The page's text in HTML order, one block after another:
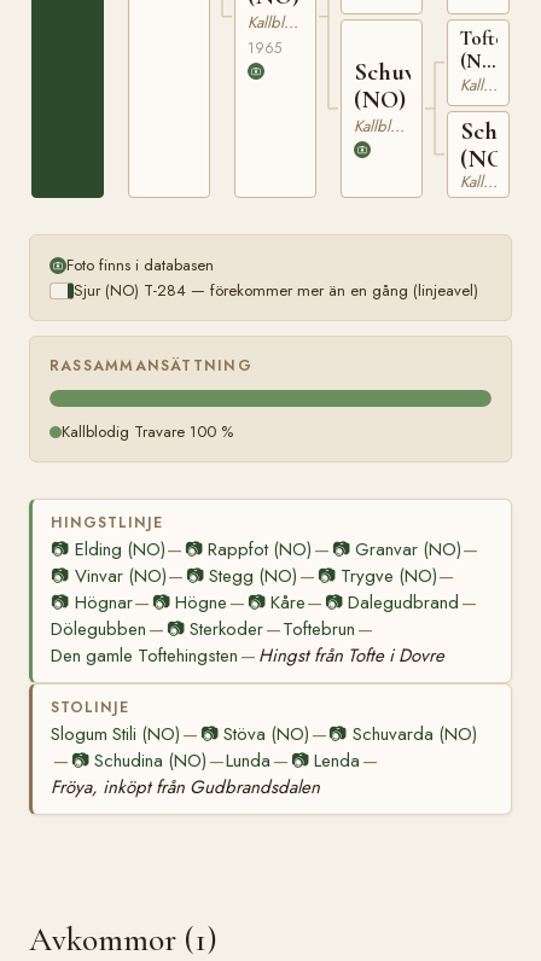
Kallblodig Travare
1965
Schuvarda
(NO)
Kallblodig Travare
T-
1205
(NO)
T-
223
Kallblodig Travare
(NO)
Kallblodig Travare
Foto finns i databasen
Sjur (NO) T-284 — förekommer mer än en gång (linjeavel)
RASSAMMANSÄTTNING
Kallblodig Travare 100 %
HINGSTLINJE
📷 Elding (NO)— 📷Rappfot (NO) — 📷 Granvar (NO)—
📷 Vinvar (NO)— 📷Stegg (NO) — 📷 Trygve (NO)—
📷 Högnar— 📷Högne — 📷 Kåre— 📷 Dalegudbrand —
Dölegubben — 📷Sterkoder—Toftebrun —
Den gamle Toftehingsten — Hingst från Tofte i Dovre
STOLINJE
Slogum Stili (NO) — 📷Stöva (NO) —📷 Schuvarda (NO)
— 📷Schudina (NO) —Lunda — 📷Lenda —
Fröya, inköpt från Gudbrandsdalen
Avkommor (1)